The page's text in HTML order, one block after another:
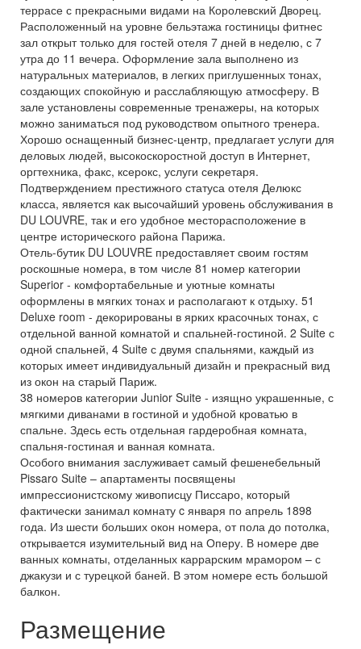
террасе с прекрасными видами на Королевский Дворец.
Расположенный на уровне бельэтажа гостиницы фитнес
зал открыт только для гостей отеля 7 дней в неделю, с 7
утра до 11 вечера. Оформление зала выполнено из
натуральных материалов, в легких приглушенных тонах,
создающих спокойную и расслабляющую атмосферу. В
зале установлены современные тренажеры, на которых
можно заниматься под руководством опытного тренера.
Хорошо оснащенный бизнес-центр, предлагает услуги для
деловых людей, высокоскоростной доступ в Интернет,
оргтехника, факс, ксерокс, услуги секретаря.
Подтверждением престижного статуса отеля Делюкс
класса, является как высочайший уровень обслуживания в
DU LOUVRE, так и его удобное месторасположение в
центре исторического района Парижа.
Отель-бутик DU LOUVRE предоставляет своим гостям
роскошные номера, в том числе 81 номер категории
Superior - комфортабельные и уютные комнаты
оформлены в мягких тонах и располагают к отдыху. 51
Deluxe room - декорированы в ярких красочных тонах, с
отдельной ванной комнатой и спальней-гостиной. 2 Suite с
одной спальней, 4 Suite с двумя спальнями, каждый из
которых имеет индивидуальный дизайн и прекрасный вид
из окон на старый Париж.
38 номеров категории Junior Suite - изящно украшенные, с
мягкими диванами в гостиной и удобной кроватью в
спальне. Здесь есть отдельная гардеробная комната,
спальня-гостиная и ванная комната.
Особого внимания заслуживает самый фешенебельный
Pissaro Suite – апартаменты посвящены
импрессионистскому живописцу Писсаро, который
фактически занимал комнату c января по апрель 1898
года. Из шести больших окон номера, от пола до потолка,
открывается изумительный вид на Оперу. В номере две
ванных комнаты, отделанных каррарским мрамором – с
джакузи и с турецкой баней. В этом номере есть большой
балкон.
Размещение